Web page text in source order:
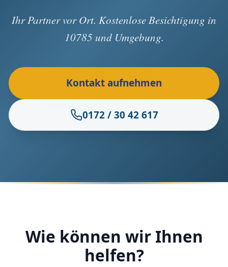
Ihr Partner vor Ort. Kostenlose Besichtigung in
10785 und Umgebung.
Kontakt aufnehmen
0172 / 30 42 617
Wie können wir Ihnen
helfen?